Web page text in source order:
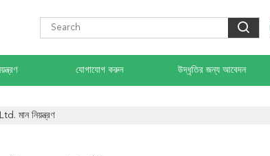
যোগাযোগ করুন উদ্ধৃতির জন্য আবেদন
মান নিয়ন্ত্রণ